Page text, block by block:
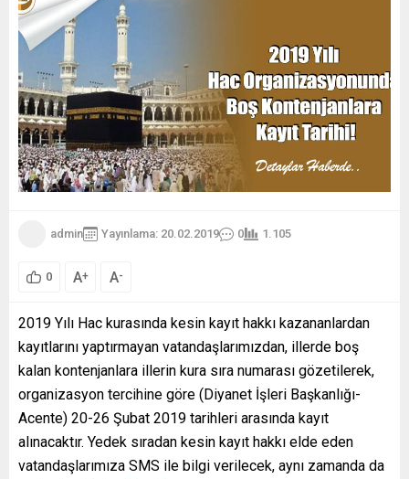
admin Yayınlama: 20.02.2019 0 1.105
0 A+ A-
2019 Yılı Hac kurasında kesin kayıt hakkı kazananlardan
kayıtlarını yaptırmayan vatandaşlarımızdan, illerde boş
kalan kontenjanlara illerin kura sıra numarası gözetilerek,
organizasyon tercihine göre (Diyanet İşleri Başkanlığı-
Acente) 20-26 Şubat 2019 tarihleri arasında kayıt
alınacaktır. Yedek sıradan kesin kayıt hakkı elde eden
vatandaşlarımıza SMS ile bilgi verilecek, aynı zamanda da